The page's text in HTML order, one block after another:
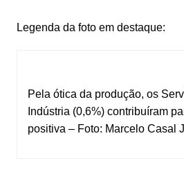
Legenda da foto em destaque:
Pela ótica da produção, os
Indústria (0,6%) contribuíram
positiva – Foto: Marcelo Casal